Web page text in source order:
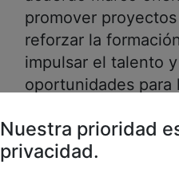
promover
reforzar la
impulsar el talento
oportunidades para
ecosistemas.
Nuestra prioridad
privacidad.